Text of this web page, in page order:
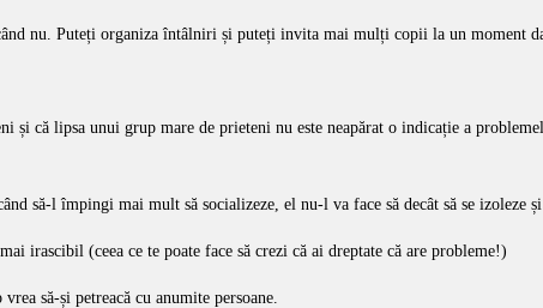
nu. Puteți organiza întâlniri și puteți invita mai mulți copii la un moment
că lipsa unui grup mare de prieteni nu este neapărat o indicație a
să-l împingi mai mult să socializeze, el nu-l va face să decât să se izoleze
irascibil (ceea ce te poate face să crezi că ai dreptate că are probleme!)
să-și petreacă cu anumite persoane.